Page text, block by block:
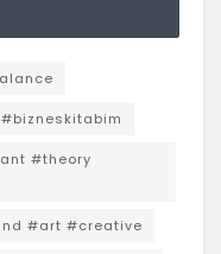
#theory
#art #creative